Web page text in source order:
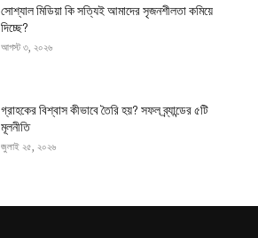
সোশ্যাল মিডিয়া কি সত্যিই আমাদের সৃজনশীলতা কমিয়ে
দিচ্ছে?
আগস্ট ৩, ২০২৬
গ্রাহকের বিশ্বাস কীভাবে তৈরি হয়? সফল ব্র্যান্ডের ৫টি
মূলনীতি
জুলাই ২৫, ২০২৬